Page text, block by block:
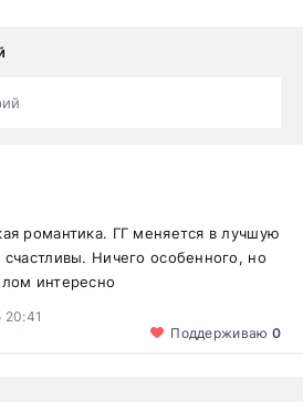
романтика. ГГ меняется в лучшую
счастливы. Ничего особенного, но
интересно
20:41
Поддерживаю 0